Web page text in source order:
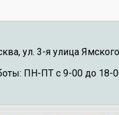
ул. 3-я улица
ПН-ПТ с 9-00 до 18-